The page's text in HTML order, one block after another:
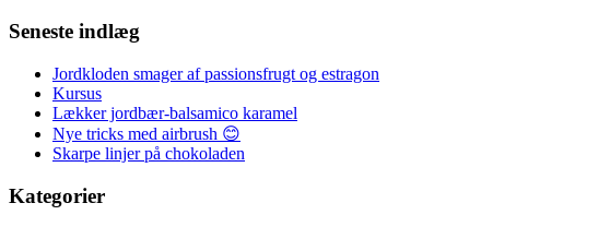
Seneste indlæg
Jordkloden smager af passionsfrugt og estragon
Kursus
Lækker jordbær-balsamico karamel
Nye tricks med airbrush 😊
Skarpe linjer på chokoladen
Kategorier